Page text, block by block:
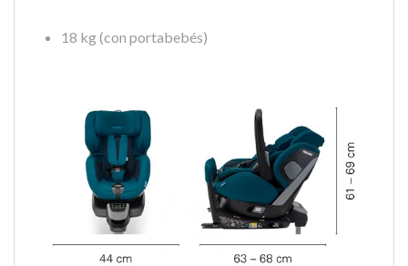
18 kg (con portabebés)